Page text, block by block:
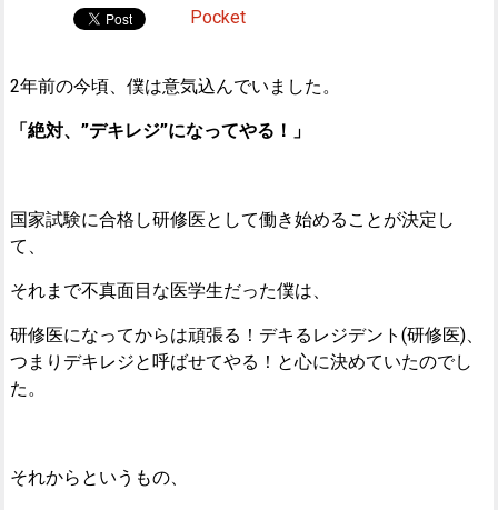
Pocket
2年前の今頃、僕は意気込んでいました。
「絶対、”デキレジ”になってやる！」
国家試験に合格し研修医として働き始めることが決定し
て、
それまで不真面目な医学生だった僕は、
研修医になってからは頑張る！デキるレジデント(研修医)、
つまりデキレジと呼ばせてやる！と心に決めていたのでし
た。
それからというもの、